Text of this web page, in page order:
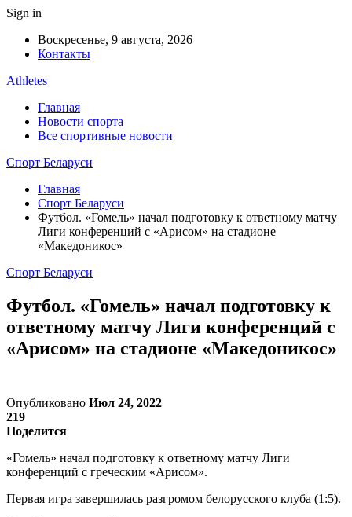
Sign in
Воскресенье, 9 августа, 2026
Контакты
Athletes
Главная
Новости спорта
Все спортивные новости
Спорт Беларуси
Главная
Спорт Беларуси
Футбол. «Гомель» начал подготовку к ответному матчу
Лиги конференций с «Арисом» на стадионе
«Македоникос»
Спорт Беларуси
Футбол. «Гомель» начал подготовку к
ответному матчу Лиги конференций с
«Арисом» на стадионе «Македоникос»
Опубликовано Июл 24, 2022
219
Поделится
«Гомель» начал подготовку к ответному матчу Лиги
конференций с греческим «Арисом».
Первая игра завершилась разгромом белорусского клуба (1:5).